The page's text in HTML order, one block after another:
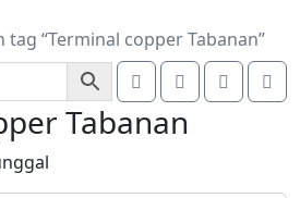
“Terminal copper Tabanan”
Search Account
Tabanan